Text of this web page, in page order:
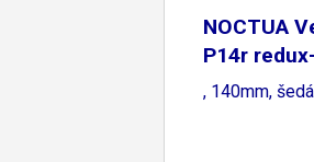
NOCTUA
P14r
, 140mm, šedá